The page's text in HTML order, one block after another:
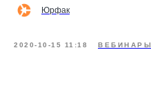
Юрфак
2020-10-15 11:18 ВЕБИНАРЫ